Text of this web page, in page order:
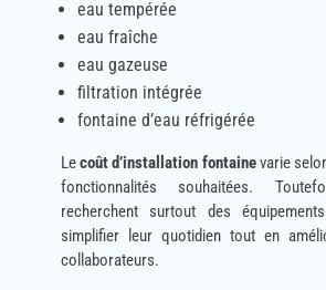
eau tempérée
eau fraîche
eau gazeuse
filtration intégrée
fontaine d’eau réfrigérée
Lecoût d’installation fontainevarie
fonctionnalités souhaitées.
recherchent surtout des
simplifier leur quotidien tout en
collaborateurs.